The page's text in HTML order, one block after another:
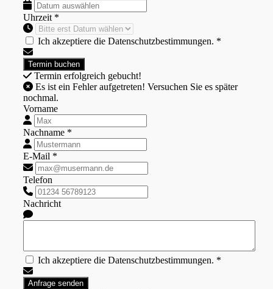
Uhrzeit *
Ich akzeptiere die Datenschutzbestimmungen. *
Termin erfolgreich gebucht!
nochmal.
Vorname
Nachname *
E-Mail *
Telefon
Nachricht
Ich akzeptiere die Datenschutzbestimmungen. *